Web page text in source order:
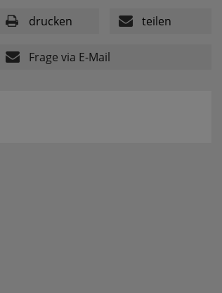
drucken teilen
Frage via E-Mail